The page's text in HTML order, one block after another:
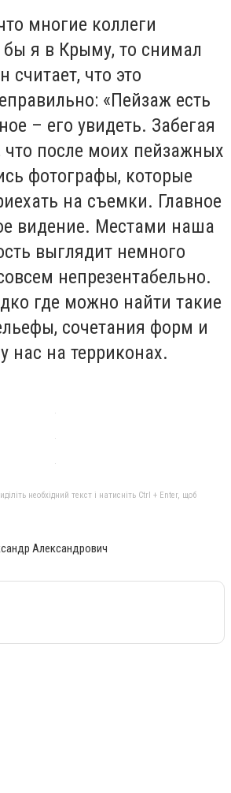
многие коллеги
бы я в Крыму, то снимал
что это
«Пейзаж есть
– его увидеть. Забегая
что после моих пейзажных
фотографы, которые
на съемки. Главное
видение. Местами наша
выглядит немного
непрезентабельно.
где можно найти такие
сочетания форм и
нас на терриконах.
необхідний текст і натисніть Ctrl + Enter, щоб
Александрович